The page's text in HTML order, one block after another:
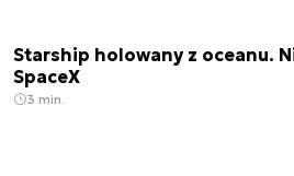
Starship holowany z oceanu.
SpaceX
3 min.